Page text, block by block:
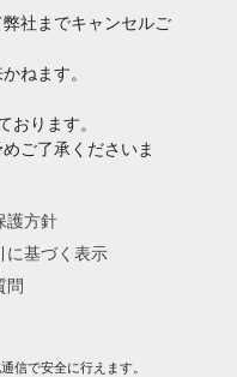
社までキャンセルご
ねます。
おります。
ご了承くださいま
護方針
に基づく表示
問
信で安全に行えます。